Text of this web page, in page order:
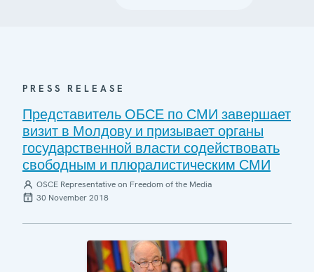
PRESS RELEASE
Представитель ОБСЕ по СМИ завершает
визит в Молдову и призывает органы
государственной власти содействовать
свободным и плюралистическим СМИ
OSCE Representative on Freedom of the Media
30 November 2018